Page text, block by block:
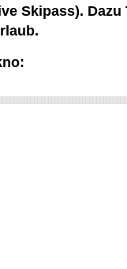
Skipass). Dazu